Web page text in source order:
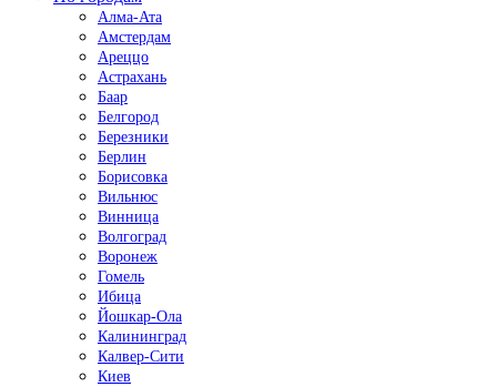
Алма-Ата
Амстердам
Ареццо
Астрахань
Баар
Белгород
Березники
Берлин
Борисовка
Вильнюс
Винница
Волгоград
Воронеж
Гомель
Ибица
Йошкар-Ола
Калининград
Калвер-Сити
Киев